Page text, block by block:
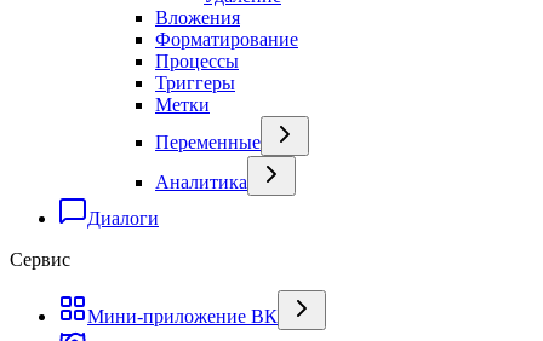
Вложения
Форматирование
Процессы
Триггеры
Метки
Переменные
Аналитика
Диалоги
Сервис
Мини-приложение ВК